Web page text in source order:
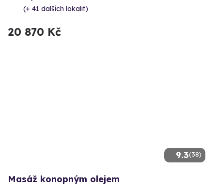
(+ 41 dalších lokalit)
20 870 Kč
9.3(38)
Masáž konopným olejem